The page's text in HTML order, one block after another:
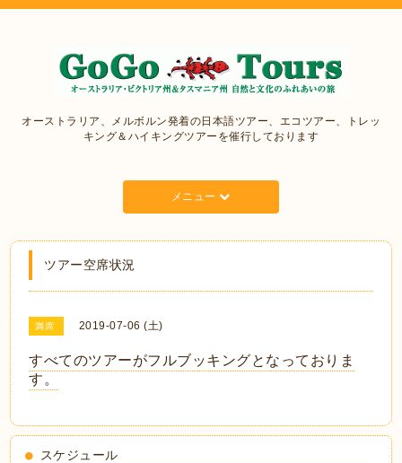
オーストラリア、メルボルン発着の日本語ツアー、エコツアー、トレッ
キング＆ハイキングツアーを催行しております
メニュー
ツアー空席状況
満席 2019-07-06 (土)
すべてのツアーがフルブッキングとなっておりま
す。
スケジュール